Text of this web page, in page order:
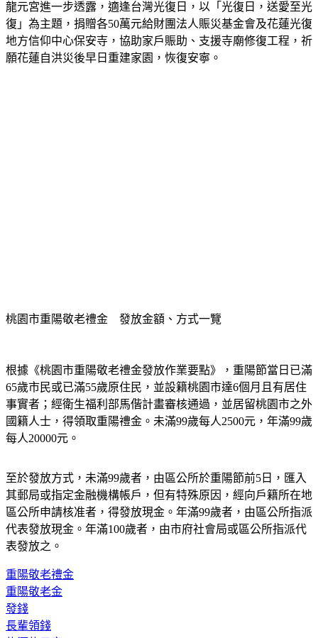
龍元宮進一步透露，適逢台灣光復日，以「光復日，送愛至光
復」為主題，捐贈各50萬元給財團法人賑災基金會及花蓮光復
地方信仰中心保安寺，協助家戶賑助、支援寺廟修復工程，祈
願花蓮自洪災後早日重建家園，恢復安寧。
桃園市重陽敬老禮金　發放金額、方式一覽
根據《桃園市重陽敬老禮金發放作業要點》，重陽節當日已滿
65歲市民或已滿55歲原住民，並設籍桃園市達6個月且有居住
事實者；經衛生福利部馬偕計畫審核通過，並居留桃園市之外
國籍人士，得領取重陽禮金。未滿99歲每人2500元，年滿99歲
每人20000元。
至於發放方式，未滿99歲者，由區公所於重陽節前5日，匯入
其郵局或指定金融機構帳戶，但有特殊原因，經向戶籍所在地
區公所申請核准者，得發放現金。年滿99歲者，由區公所指派
代表發放現金。年滿100歲者，由市府社會局或區公所指派代
表發放之。
重陽敬老禮金
重陽敬老金
發錢
長輩領錢